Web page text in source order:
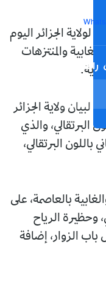
رابط مختصر
الجزائر اليوم
والمنتزهات
لبيان ولاية الجزائر
البرتقالي، والذي
باللون البرتقالي،
بالعاصمة، على
وحظيرة الرياح
باب الزوار، إضافة